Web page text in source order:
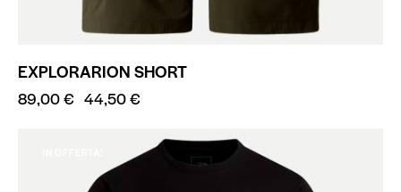
EXPLORARION SHORT
89,00€ 44,50€